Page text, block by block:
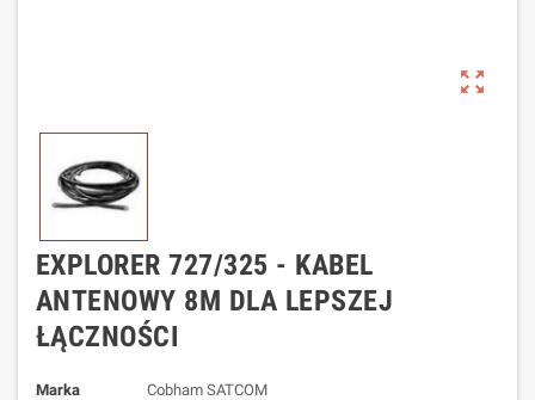
zoom_out_map
EXPLORER 727/325 - KABEL
ANTENOWY 8M DLA LEPSZEJ
ŁĄCZNOŚCI
Marka
Cobham SATCOM